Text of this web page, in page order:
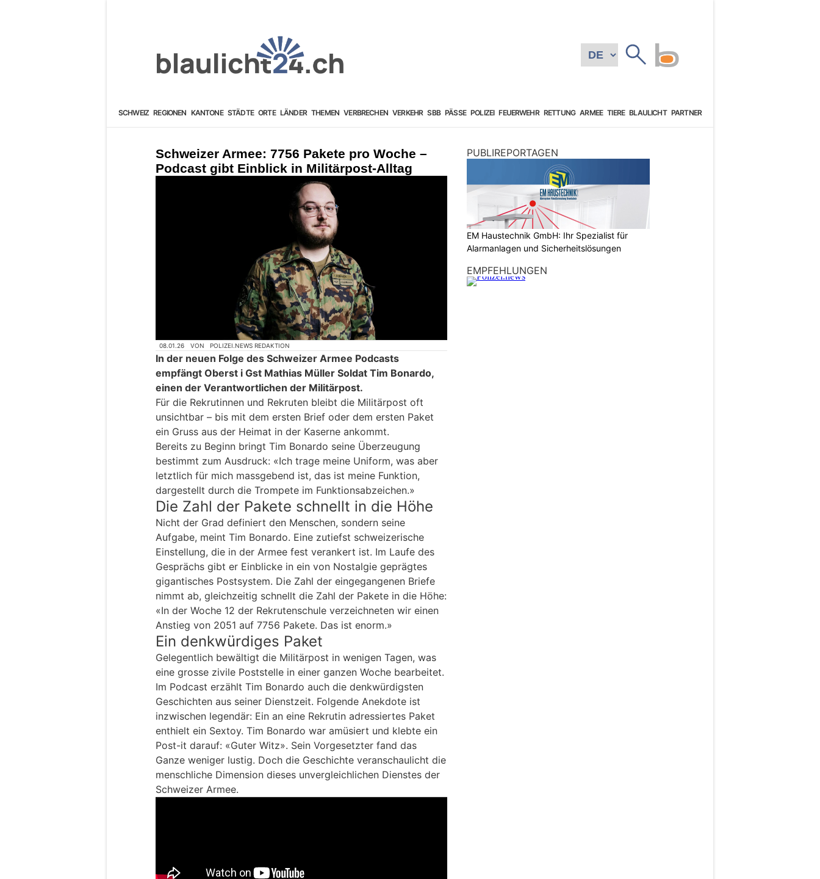
SCHWEIZ REGIONEN KANTONE STÄDTE ORTE LÄNDER THEMEN VERBRECHEN VERKEHR SBB PÄSSE POLIZEI FEUERWEHR RETTUNG ARMEE TIERE BLAULICHT PARTNER
Schweizer Armee: 7756 Pakete pro Woche –
Podcast gibt Einblick in Militärpost-Alltag
08.01.26 VON POLIZEI.NEWS REDAKTION
In der neuen Folge des Schweizer Armee Podcasts
empfängt Oberst i Gst Mathias Müller Soldat Tim Bonardo,
einen der Verantwortlichen der Militärpost.
Für die Rekrutinnen und Rekruten bleibt die Militärpost oft
unsichtbar – bis mit dem ersten Brief oder dem ersten Paket
ein Gruss aus der Heimat in der Kaserne ankommt.
Bereits zu Beginn bringt Tim Bonardo seine Überzeugung
bestimmt zum Ausdruck: «Ich trage meine Uniform, was aber
letztlich für mich massgebend ist, das ist meine Funktion,
dargestellt durch die Trompete im Funktionsabzeichen.»
Die Zahl der Pakete schnellt in die Höhe
Nicht der Grad definiert den Menschen, sondern seine
Aufgabe, meint Tim Bonardo. Eine zutiefst schweizerische
Einstellung, die in der Armee fest verankert ist. Im Laufe des
Gesprächs gibt er Einblicke in ein von Nostalgie geprägtes
gigantisches Postsystem. Die Zahl der eingegangenen Briefe
nimmt ab, gleichzeitig schnellt die Zahl der Pakete in die Höhe:
«In der Woche 12 der Rekrutenschule verzeichneten wir einen
Anstieg von 2051 auf 7756 Pakete. Das ist enorm.»
Ein denkwürdiges Paket
Gelegentlich bewältigt die Militärpost in wenigen Tagen, was
eine grosse zivile Poststelle in einer ganzen Woche bearbeitet.
Im Podcast erzählt Tim Bonardo auch die denkwürdigsten
Geschichten aus seiner Dienstzeit. Folgende Anekdote ist
inzwischen legendär: Ein an eine Rekrutin adressiertes Paket
enthielt ein Sextoy. Tim Bonardo war amüsiert und klebte ein
Post-it darauf: «Guter Witz». Sein Vorgesetzter fand das
Ganze weniger lustig. Doch die Geschichte veranschaulicht die
menschliche Dimension dieses unvergleichlichen Dienstes der
Schweizer Armee.
PUBLIREPORTAGEN
EM Haustechnik GmbH: Ihr Spezialist für
Alarmanlagen und Sicherheitslösungen
EMPFEHLUNGEN